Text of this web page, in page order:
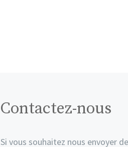
Contactez-nous
Si vous souhaitez nous envoyer